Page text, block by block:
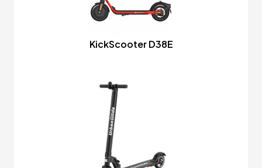
KickScooter D38E